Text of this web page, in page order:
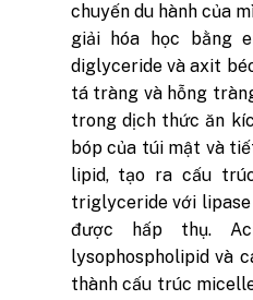
chuyến du hành của
giải hóa học bằng
diglyceride và axit
tá tràng và hỗng
trong dịch thức ăn
bóp của túi mật và
lipid, tạo ra cấu
triglyceride với lipase
được hấp thụ.
lysophospholipid và
thành cấu trúc